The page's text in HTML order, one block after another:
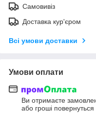
Самовивіз
Доставка кур'єром
Всі умови доставки
Умови оплати
Ви отримаєте
або гроші